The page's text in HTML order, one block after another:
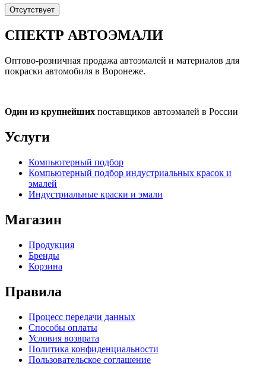
Отсутствует
СПЕКТР АВТОЭМАЛИ
Оптово-розничная продажа автоэмалей и материалов для
покраски автомобиля в Воронеже.
Один из крупнейших поставщиков автоэмалей в России
Услуги
Компьютерный подбор
Компьютерный подбор индустриальных красок и
эмалей
Индустриальные краски и эмали
Магазин
Продукция
Бренды
Корзина
Правила
Процесс передачи данных
Способы оплаты
Условия возврата
Политика конфиденциальности
Пользовательское соглашение